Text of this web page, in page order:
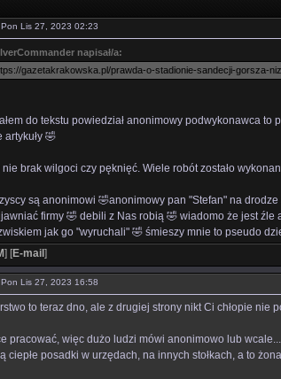
Pon Lis 27, 2023 02:23
napisał/a:
gazetakrakowska.pl/prawda-o-stadionie-sandecji-gorsza-
do tekstu powiedział anonimowy podwykonawca to
artykuły 🤣
nie brak wilgoci czy pęknięć. Wiele robót zostało
są anonimowi 🤣anonimowy pan "Stefan" na
firmy 🤣 debili z Nas robią 🤣 wiadomo że jest
jak go "wyruchali" 🤣 śmieszy mnie to pseudo
] [E-mail ]
Pon Lis 27, 2023 16:58
to teraz dno, ale z drugiej strony nikt Ci chłopie
pracować, więc dużo ludzi mówi anonimowo lub
ciepłe posadki w urzędach, na innych stołkach, a to